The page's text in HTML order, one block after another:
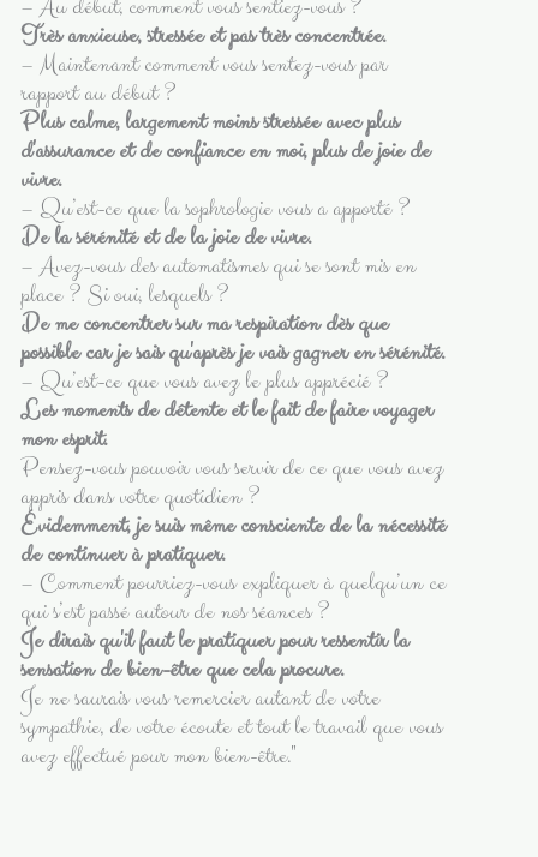
– Au début, comment vous sentiez-vous ?
Très anxieuse, stressée et pas très concentrée.
– Maintenant comment vous sentez-vous par
rapport au début ?
Plus calme, largement moins stressée avec plus
d'assurance et de confiance en moi, plus de joie de
vivre.
– Qu’est-ce que la sophrologie vous a apporté ?
De la sérénité et de la joie de vivre.
– Avez-vous des automatismes qui se sont mis en
place ? Si oui, lesquels ?
De me concentrer sur ma respiration dès que
possible car je sais qu'après je vais gagner en sérénité.
– Qu’est-ce que vous avez le plus apprécié ?
Les moments de détente et le fait de faire voyager
mon esprit.
Pensez-vous pouvoir vous servir de ce que vous avez
appris dans votre quotidien ?
Évidemment, je suis même consciente de la nécessité
de continuer à pratiquer.
– Comment pourriez-vous expliquer à quelqu’un ce
qui s’est passé autour de nos séances ?
Je dirais qu'il faut le pratiquer pour ressentir la
sensation de bien-être que cela procure.
Je ne saurais vous remercier autant de votre
sympathie, de votre écoute et tout le travail que vous
avez effectué pour mon bien-être."